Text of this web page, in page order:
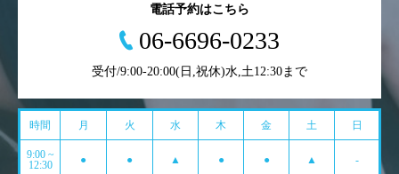
電話予約はこちら
06-6696-0233
受付/9:00-20:00(日,祝休)水,土12:30まで
時間 月 火 水 木 金 土 日
9:00 ~
12:30
● ● ▲ ● ● ▲ -